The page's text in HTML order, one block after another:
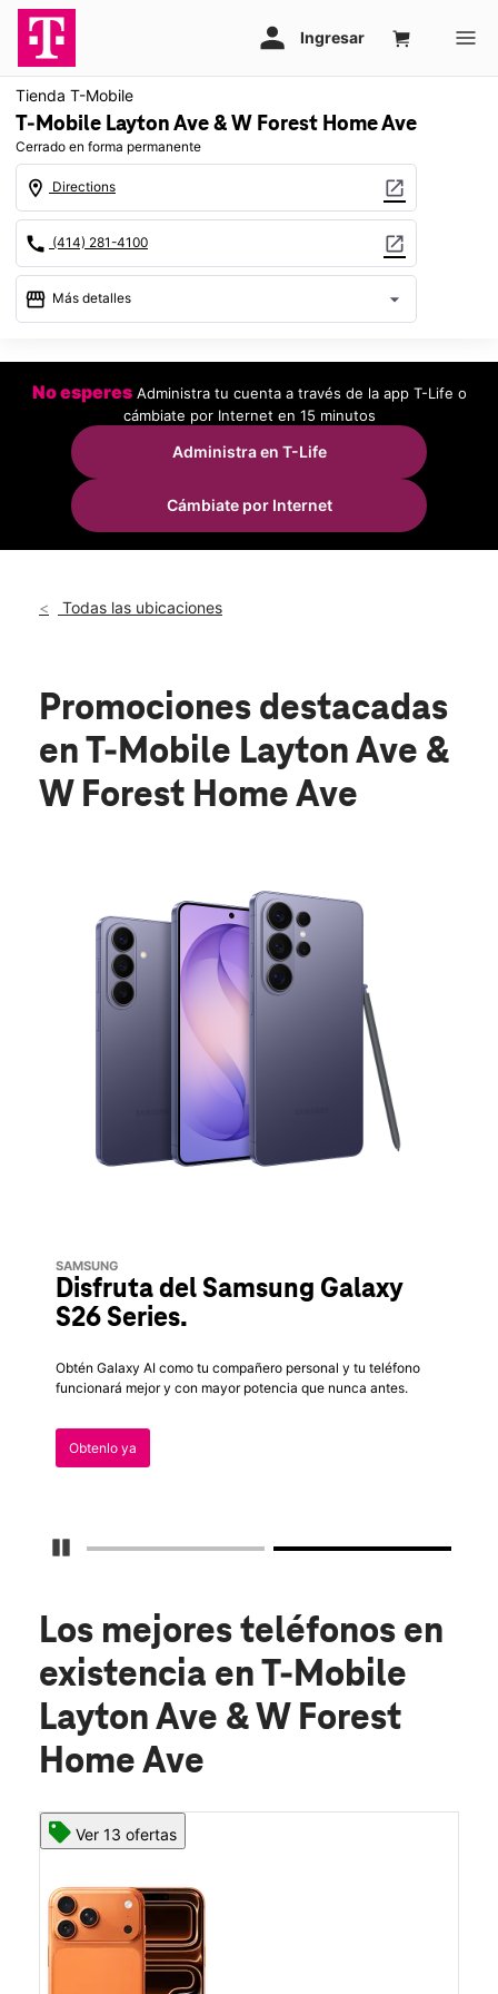
Tienda T-Mobile
T-Mobile Layton Ave & W Forest Home Ave
Cerrado en forma permanente
location_on Directions open_in_new
call (414) 281-4100 open_in_new
storefront Más detalles arrow_drop_down
7850 W Layton Ave Greenfield, WI 53220
No esperes Administra tu cuenta a través de la app T-Life o
cámbiate por Internet en 15 minutos
Administra en T-Life
Cámbiate por Internet
Todas las ubicaciones
Promociones destacadas
en T-Mobile Layton Ave &
W Forest Home Ave
Detener carrusel
SAMSUNG
Disfruta del Samsung Galaxy
S26 Series.
Obtén Galaxy AI como tu compañero personal y tu teléfono
funcionará mejor y con mayor potencia que nunca antes.
Obtenlo ya
Los mejores teléfonos en
existencia en T-Mobile
Layton Ave & W Forest
Home Ave
Ver 13 ofertas